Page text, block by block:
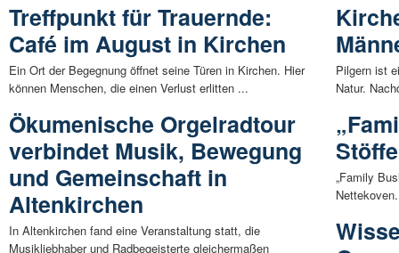
Treffpunkt für Trauernde:
Café im August in Kirchen
Ein Ort der Begegnung öffnet seine Türen in Kirchen. Hier
können Menschen, die einen Verlust erlitten ...
Ökumenische Orgelradtour
verbindet Musik, Bewegung
und Gemeinschaft in
Altenkirchen
In Altenkirchen fand eine Veranstaltung statt, die
Musikliebhaber und Radbegeisterte gleichermaßen
Pilgern ist
Natur.
„Family